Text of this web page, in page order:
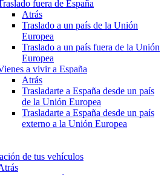
fuera de España
Atrás
Traslado a un país de la Unión
Europea
Traslado a un país fuera de la Unión
Europea
a vivir a España
Atrás
Trasladarte a España desde un país
de la Unión Europea
Trasladarte a España desde un país
externo a la Unión Europea
de tus vehículos